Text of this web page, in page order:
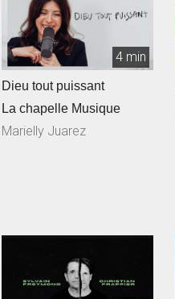
4 min
Dieu tout puissant
La chapelle Musique
Marielly Juarez